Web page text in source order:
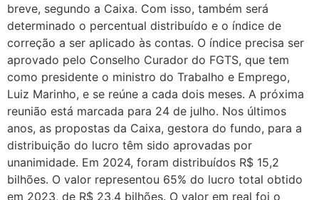
breve, segundo a Caixa. Com isso, também será
determinado o percentual distribuído e o índice de
correção a ser aplicado às contas. O índice precisa ser
aprovado pelo Conselho Curador do FGTS, que tem
como presidente o ministro do Trabalho e Emprego,
Luiz Marinho, e se reúne a cada dois meses. A próxima
reunião está marcada para 24 de julho. Nos últimos
anos, as propostas da Caixa, gestora do fundo, para a
distribuição do lucro têm sido aprovadas por
unanimidade. Em 2024, foram distribuídos R$ 15,2
bilhões. O valor representou 65% do lucro total obtido
em 2023, de R$ 23,4 bilhões. O valor em real foi o